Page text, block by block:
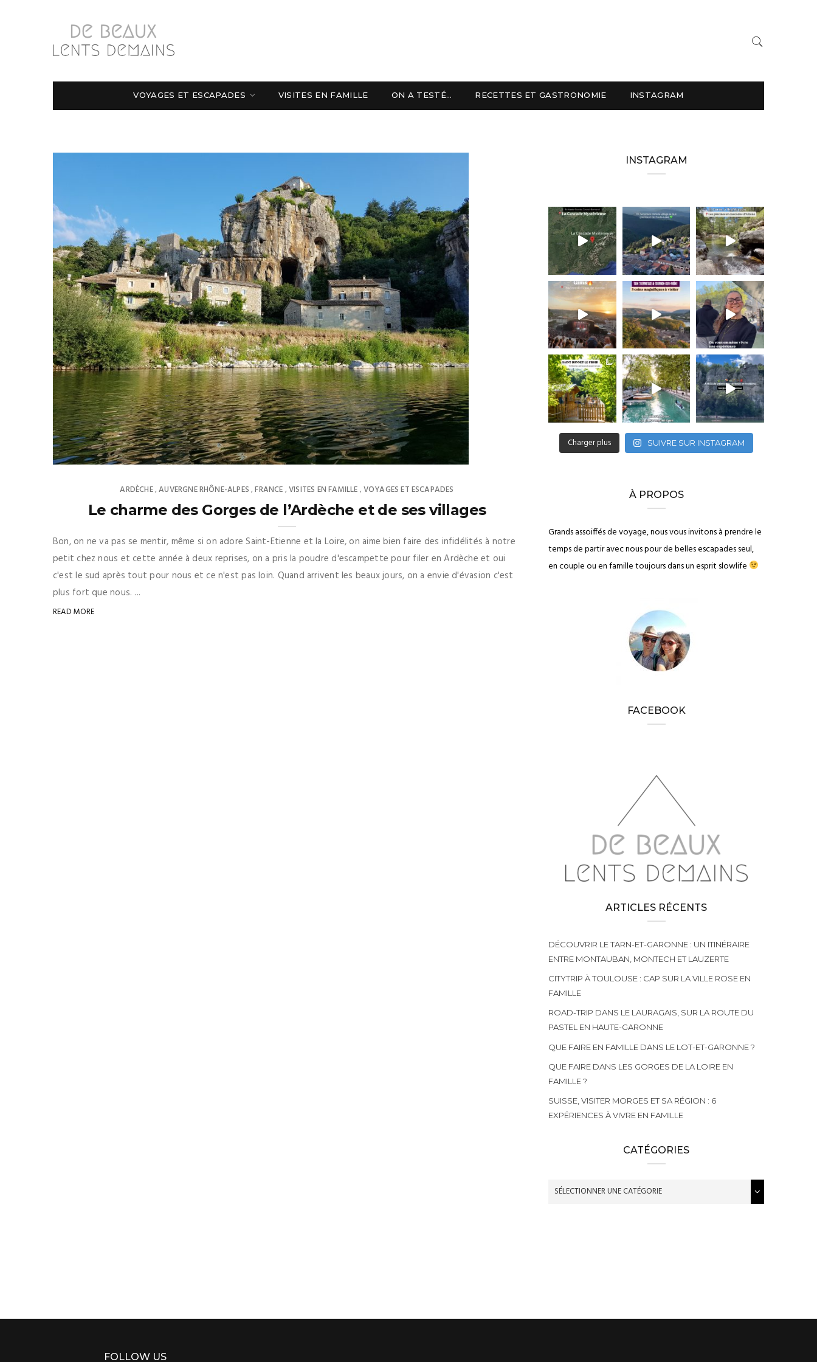
VOYAGES ET ESCAPADES VISITES EN FAMILLE ON A TESTÉ… RECETTES ET GASTRONOMIE INSTAGRAM
ARDÈCHE,AUVERGNE RHÔNE-ALPES ,FRANCE ,VISITES EN FAMILLE ,VOYAGES ET ESCAPADES
Le charme des Gorges de l’Ardèche et de ses villages
Bon, on ne va pas se mentir, même si on adore Saint-Etienne et la Loire, on aime bien faire des infidélités à notre
petit chez nous et cette année à deux reprises, on a pris la poudre d'escampette pour filer en Ardèche et oui
c'est le sud après tout pour nous et ce n'est pas loin. Quand arrivent les beaux jours, on a envie d'évasion c'est
plus fort que nous. ...
READ MORE
INSTAGRAM
Charger plus SUIVRE SUR INSTAGRAM
À PROPOS
Grands assoiffés de voyage, nous vous invitons à prendre le
temps de partir avec nous pour de belles escapades seul,
en couple ou en famille toujours dans un esprit slowlife
FACEBOOK
ARTICLES RÉCENTS
DÉCOUVRIR LE TARN-ET-GARONNE : UN ITINÉRAIRE
ENTRE MONTAUBAN, MONTECH ET LAUZERTE
CITYTRIP À TOULOUSE : CAP SUR LA VILLE ROSE EN
FAMILLE
ROAD-TRIP DANS LE LAURAGAIS, SUR LA ROUTE DU
PASTEL EN HAUTE-GARONNE
QUE FAIRE EN FAMILLE DANS LE LOT-ET-GARONNE ?
QUE FAIRE DANS LES GORGES DE LA LOIRE EN
FAMILLE ?
SUISSE, VISITER MORGES ET SA RÉGION : 6
EXPÉRIENCES À VIVRE EN FAMILLE
CATÉGORIES
FOLLOW US